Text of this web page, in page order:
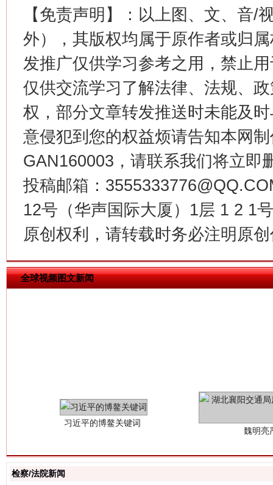
【免责声明】：以上图、文、音/
外），其版权均属于原作者或归
发推广仅供学习参考之用，禁止
仅供交流学习了解法律、法规、
权，部分文章转发推送时未能及
意侵犯到您的权益烦请告知本网
GAN160003，请联系我们将立即
投稿邮箱：
12号（华声国际大厦）1层 1 2 1
原创权利，请转载时务必注明原
全球视频图文新闻
在谋一域中谋全局
今
检察/法院新闻